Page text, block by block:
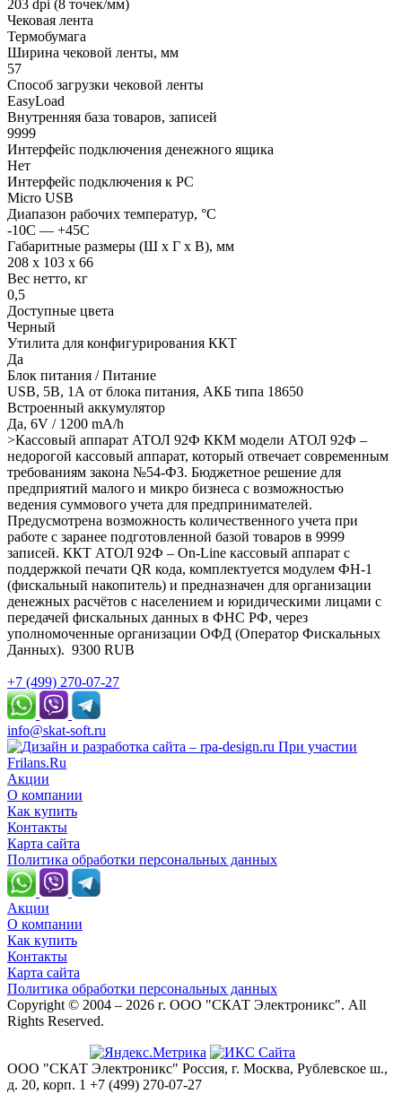
203 dpi (8 точек/мм)
Чековая лента
Термобумага
Ширина чековой ленты, мм
57
Способ загрузки чековой ленты
EasyLoad
Внутренняя база товаров, записей
9999
Интерфейс подключения денежного ящика
Нет
Интерфейс подключения к PC
Micro USB
Диапазон рабочих температур, °C
-10С — +45С
Габаритные размеры (Ш х Г х В), мм
208 х 103 х 66
Вес нетто, кг
0,5
Доступные цвета
Черный
Утилита для конфигурирования ККТ
Да
Блок питания / Питание
USB, 5В, 1А от блока питания, АКБ типа 18650
Встроенный аккумулятор
Да, 6V / 1200 mA/h
>Кассовый аппарат АТОЛ 92Ф ККМ модели АТОЛ 92Ф –
недорогой кассовый аппарат, который отвечает современным
требованиям закона №54-ФЗ. Бюджетное решение для
предприятий малого и микро бизнеса с возможностью
ведения суммового учета для предпринимателей.
Предусмотрена возможность количественного учета при
работе с заранее подготовленной базой товаров в 9999
записей. ККТ АТОЛ 92Ф – On-Line кассовый аппарат с
поддержкой печати QR кода, комплектуется модулем ФН-1
(фискальный накопитель) и предназначен для организации
денежных расчётов с населением и юридическими лицами с
передачей фискальных данных в ФНС РФ, через
уполномоченные организации ОФД (Оператор Фискальных
Данных). 9300 RUB
+7 (499) 270-07-27
info@skat-soft.ru
При участии
Frilans.Ru
Акции
О компании
Как купить
Контакты
Карта сайта
Политика обработки персональных данных
Акции
О компании
Как купить
Контакты
Карта сайта
Политика обработки персональных данных
Copyright © 2004 – 2026 г. ООО "СКАТ Электроникс". All
Rights Reserved.
ООО "СКАТ Электроникс" Россия, г. Москва, Рублевское ш.,
д. 20, корп. 1 +7 (499) 270-07-27